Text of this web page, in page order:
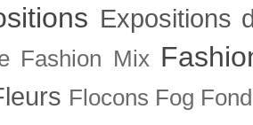
Expositions
Fashion Mix
Flocons Fog